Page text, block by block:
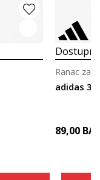
adidas 3-
Ranac za
89,00